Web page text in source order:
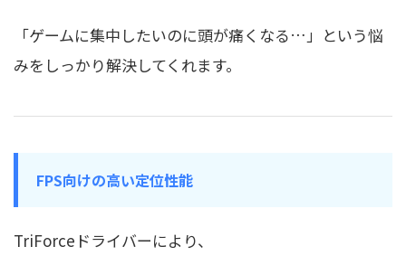
「ゲームに集中したいのに頭が痛くなる…」という悩
みをしっかり解決してくれます。
FPS向けの高い定位性能
TriForceドライバーにより、